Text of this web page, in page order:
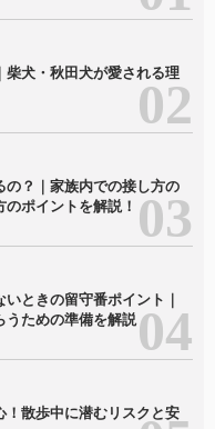
柴犬・秋田犬が愛される理
の？｜家族内での接し方の
ポイントを解説！
ときの留守番ポイント｜
うための準備を解説
！散歩中に潜むリスクと安